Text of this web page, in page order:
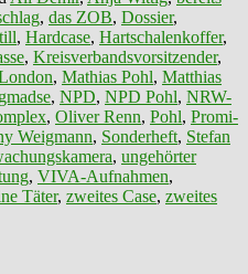
, das ZOB, Dossier,
, Hardcase, Hartschalenkoffer,
, Kreisverbandsvorsitzender,
, Mathias Pohl, Matthias
, NPD, NPD Pohl, NRW-
, Oliver Renn, Pohl, Promi-
Weigmann, Sonderheft, Stefan
, ungehörter
, VIVA-Aufnahmen,
Täter, zweites Case, zweites